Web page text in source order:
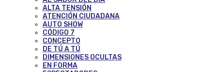
ALTA TENSIÓN
ATENCIÓN CIUDADANA
AUTO SHOW
CÓDIGO 7
CONCEPTO
DE TÚ A TÚ
DIMENSIONES OCULTAS
EN FORMA